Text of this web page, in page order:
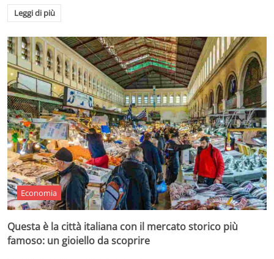
Leggi di più
Economia
Questa è la città italiana con il mercato storico più
famoso: un gioiello da scoprire